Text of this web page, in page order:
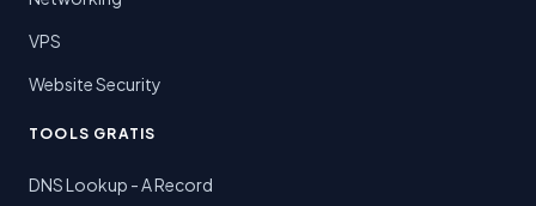
VPS
Website Security
TOOLS GRATIS
DNS Lookup - A Record